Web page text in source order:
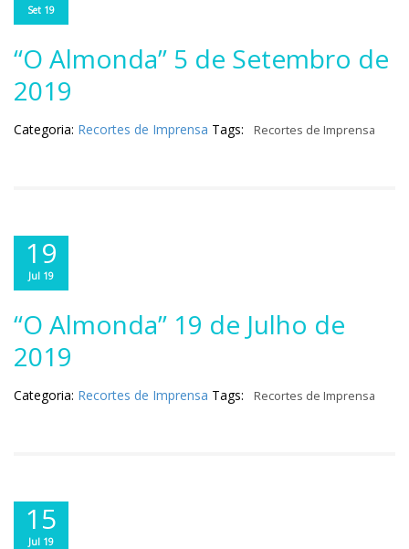
Set 19
“O Almonda” 5 de Setembro de
2019
Categoria: Recortes de Imprensa Tags: Recortes de Imprensa
19
Jul 19
“O Almonda” 19 de Julho de
2019
Categoria: Recortes de Imprensa Tags: Recortes de Imprensa
15
Jul 19